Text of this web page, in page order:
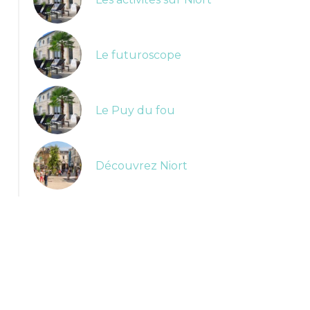
Le futuroscope
Le Puy du fou
Découvrez Niort